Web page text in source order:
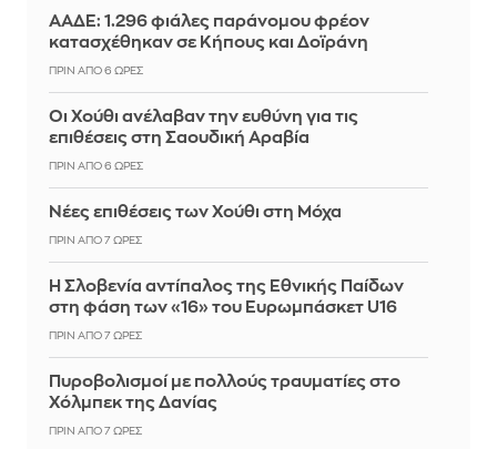
ΑΑΔΕ: 1.296 φιάλες παράνομου φρέον
κατασχέθηκαν σε Κήπους και Δοϊράνη
ΠΡΙΝ ΑΠΌ 6 ΏΡΕΣ
Οι Χούθι ανέλαβαν την ευθύνη για τις
επιθέσεις στη Σαουδική Αραβία
ΠΡΙΝ ΑΠΌ 6 ΏΡΕΣ
Νέες επιθέσεις των Χούθι στη Μόχα
ΠΡΙΝ ΑΠΌ 7 ΏΡΕΣ
Η Σλοβενία αντίπαλος της Εθνικής Παίδων
στη φάση των «16» του Ευρωμπάσκετ U16
ΠΡΙΝ ΑΠΌ 7 ΏΡΕΣ
Πυροβολισμοί με πολλούς τραυματίες στο
Χόλμπεκ της Δανίας
ΠΡΙΝ ΑΠΌ 7 ΏΡΕΣ